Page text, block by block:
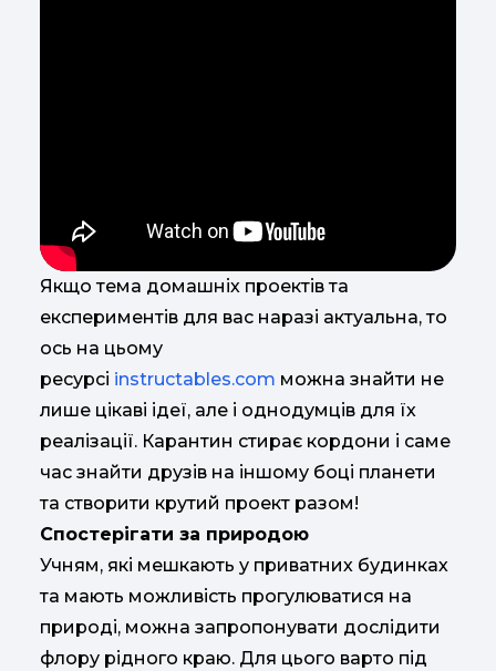
Якщо тема домашніх проектів та
експериментів для вас наразі актуальна, то
ось на цьому
ресурсі instructables.com можна знайти не
лише цікаві ідеї, але і однодумців для їх
реалізації. Карантин стирає кордони і саме
час знайти друзів на іншому боці планети
та створити крутий проект разом!
Спостерігати за природою
Учням, які мешкають у приватних будинках
та мають можливість прогулюватися на
природі, можна запропонувати дослідити
флору рідного краю. Для цього варто під